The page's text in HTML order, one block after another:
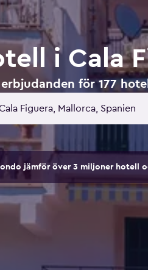
i Cala
för 177
jämför över 3 miljoner hotell